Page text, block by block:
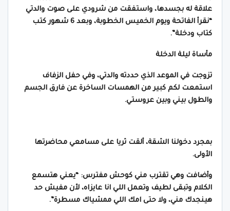
علاقة له بجسدها، واستفقت من شرودي على صوت والدتي
“نقرأ الفاتحة ويوم الخميس الخطوبة، وبعد 6 شهور كتب
كتاب ودخلة”.
مأساة ليلة الدخلة
تزوجت في الموعد الذي حددته والدتي، وفي حفل الزفاف
استمعت لكم كبير من الهمسات الساخرة عن فارق الجسم
والطول بيني وبين عروستي.
بمجرد دخولنا الشقة، ألقت ثريا على مسامعي محاضرتها
الأولى.
وأضافت وهي تقترب مني كوحش مفترس: “يعني هتسمع
الكلام وتبقى لطيف وتعمل اللي انا عايزاه، لأن مفيش حد
هينجدك مني، ولا حتى امك اللي ممشياك مسطرة”.